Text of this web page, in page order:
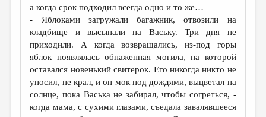
а когда срок подходил всегда одно и то же…
- Яблоками загружали багажник, отвозили на
кладбище и высыпали на Ваську. Три дня не
приходили. А когда возвращались, из-под горы
яблок появлялась обнаженная могила, на которой
оставался новенький свитерок. Его никогда никто не
уносил, не крал, и он мок под дождями, выцветал на
солнце, пока Васька не забирал, чтобы согреться, -
когда мама, с сухими глазами, съедала завалявшееся